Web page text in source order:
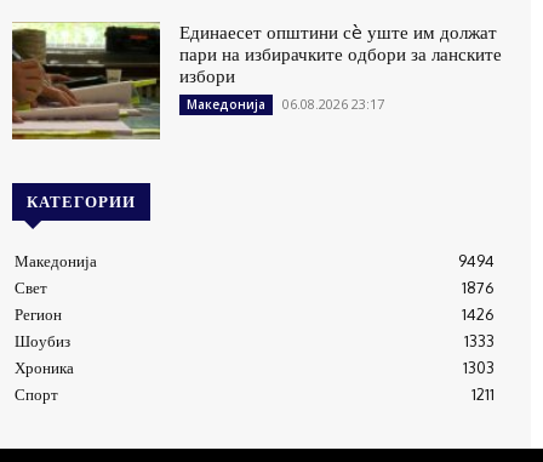
Единаесет општини сè уште им должат
пари на избирачките одбори за ланските
избори
Македонија 06.08.2026 23:17
КАТЕГОРИИ
Македонија
9494
Свет
1876
Регион
1426
Шоубиз
1333
Хроника
1303
Спорт
1211